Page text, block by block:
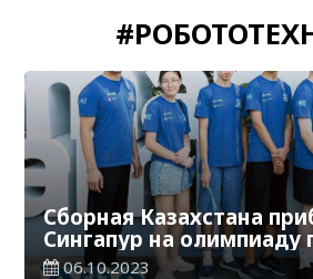
Сборная Казахстана
Сингапур на олимпиаду
робототехнике
06.10.2023